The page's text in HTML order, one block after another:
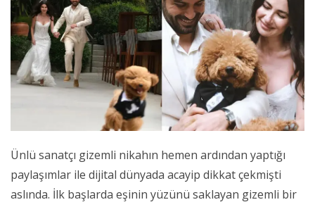
Ünlü sanatçı gizemli nikahın hemen ardından yaptığı
paylaşımlar ile dijital dünyada acayip dikkat çekmişti
aslında. İlk başlarda eşinin yüzünü saklayan gizemli bir